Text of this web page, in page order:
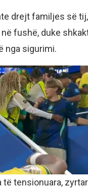
drejt familjes së
fushë, duke
nga sigurimi.
të tensionuara,